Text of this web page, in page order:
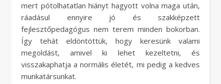
mert pótolhatatlan hiányt hagyott volna maga után,
ráadásul ennyire jó és szakképzett
fejlesztőpedagógus nem terem minden bokorban.
Így tehát eldöntöttük, hogy keresünk valami
megoldást, amivel ki lehet kezeltetni, és
visszakaphatja a normális életét, mi pedig a kedves
munkatársunkat.